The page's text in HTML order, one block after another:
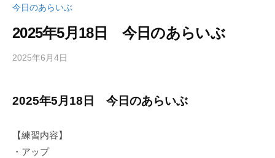
今日のあらいぶ
2025年5月18日 今日のあらいぶ
2025年6月4日
aの
2025年5月18日 今日のあらいぶ
【練習内容】
・アップ